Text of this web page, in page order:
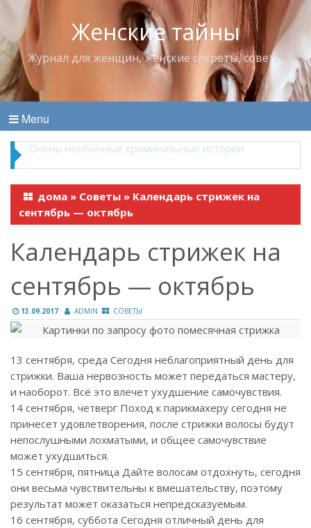
Женские тайны
Журнал для женщин, женские секреты, советы
Menu
Владимир Набоков — повелитель Лоллит
дома » Советы » Календарь стрижек на
сентябрь — октябрь
Календарь стрижек на
сентябрь — октябрь
13.09.2017 ADMIN СОВЕТЫ
13 сентября, среда Сегодня неблагоприятный день для
стрижки. Ваша нервозность может передаться мастеру,
и наоборот. Всё это влечет ухудшение самочувствия.
14 сентября, четверг Поход к парикмахеру сегодня не
принесет удовлетворения, после стрижки волосы будут
непослушными лохматыми, и общее самочувствие
может ухудшиться.
15 сентября, пятница Дайте волосам отдохнуть, сегодня
они весьма чувствительны к вмешательству, поэтому
результат может оказаться непредсказуемым.
16 сентября, суббота Сегодня отличный день для